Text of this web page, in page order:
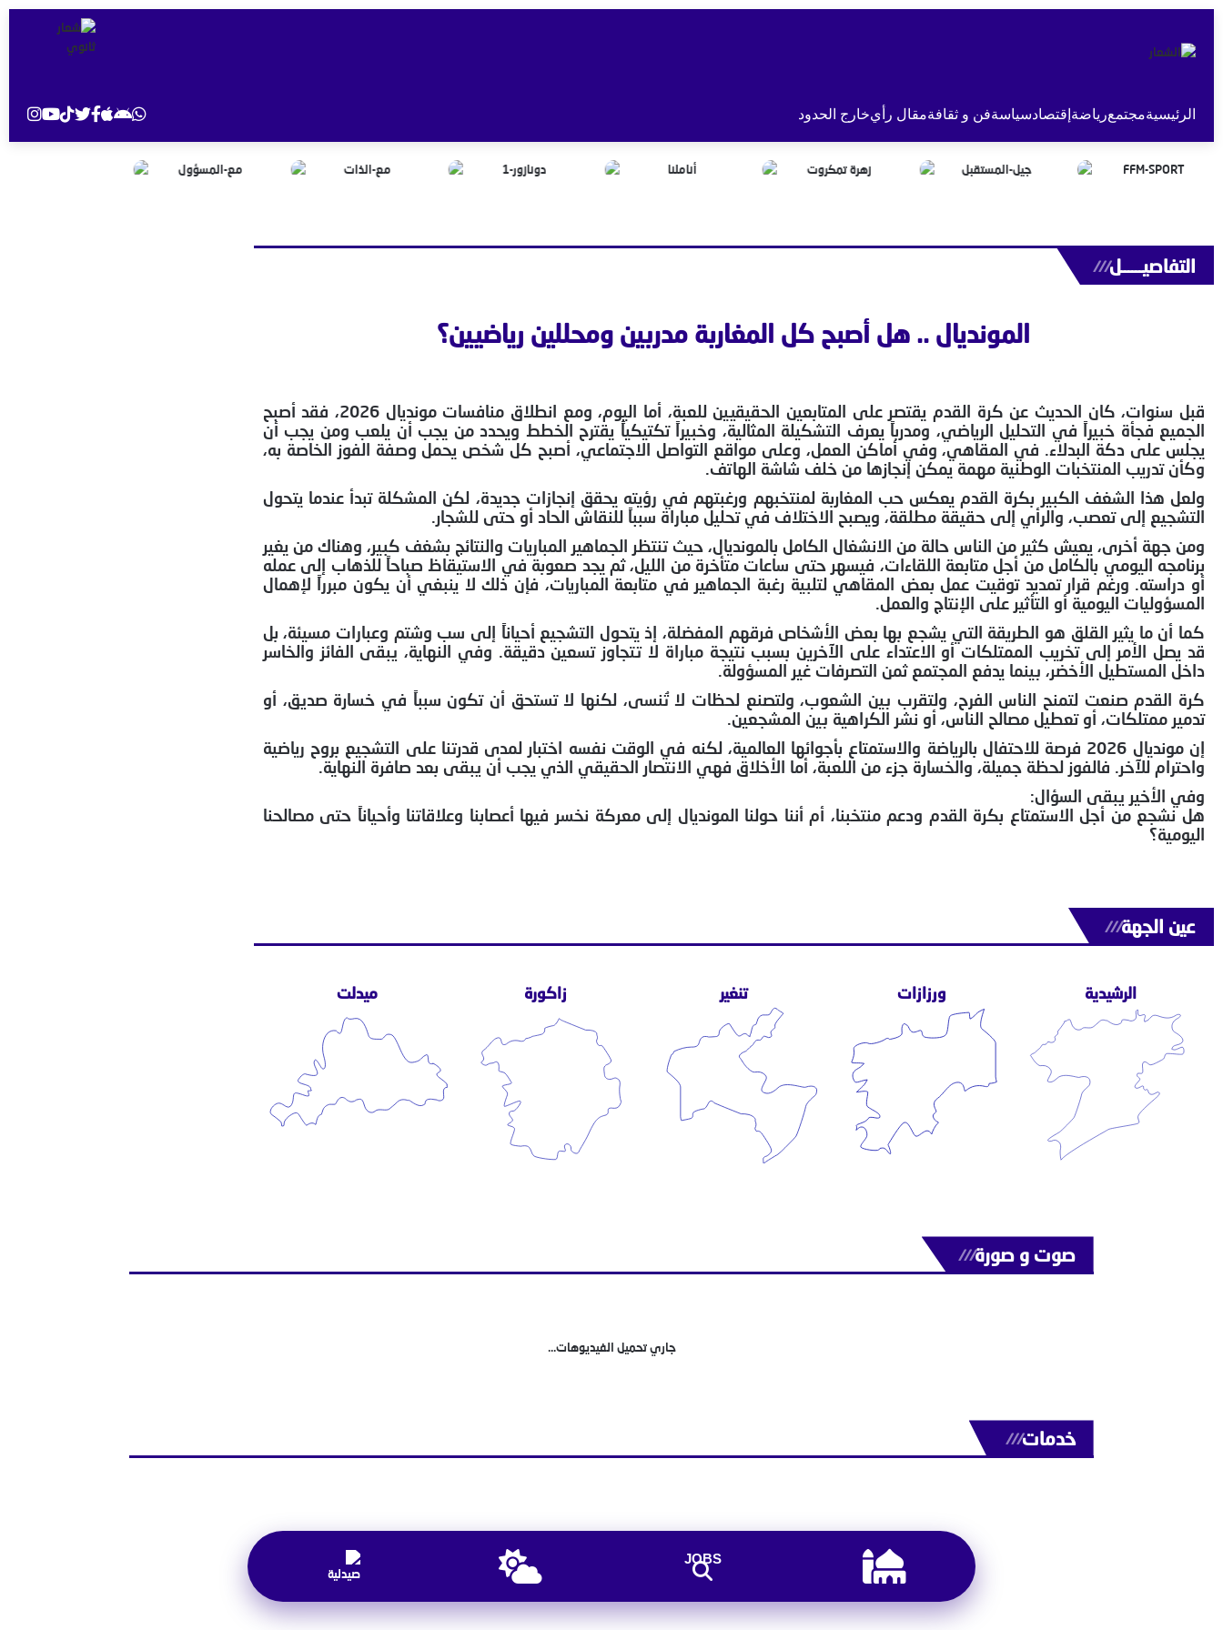
الرئيسيةمجتمعرياضة إقتصادسياسةفن و ثقافةمقال رأيخارج الحدود
التفاصيــــــل///
المونديال .. هل أصبح كل المغاربة مدربين ومحللين رياضيين؟
قبل سنوات، كان الحديث عن كرة القدم يقتصر على المتابعين الحقيقيين للعبة، أما اليوم، ومع انطلاق منافسات مونديال 2026، فقد أصبح
الجميع فجأة خبيراً في التحليل الرياضي، ومدرباً يعرف التشكيلة المثالية، وخبيراً تكتيكياً يقترح الخطط ويحدد من يجب أن يلعب ومن يجب أن
يجلس على دكة البدلاء. في المقاهي، وفي أماكن العمل، وعلى مواقع التواصل الاجتماعي، أصبح كل شخص يحمل وصفة الفوز الخاصة به،
وكأن تدريب المنتخبات الوطنية مهمة يمكن إنجازها من خلف شاشة الهاتف.
ولعل هذا الشغف الكبير بكرة القدم يعكس حب المغاربة لمنتخبهم ورغبتهم في رؤيته يحقق إنجازات جديدة، لكن المشكلة تبدأ عندما يتحول
التشجيع إلى تعصب، والرأي إلى حقيقة مطلقة، ويصبح الاختلاف في تحليل مباراة سبباً للنقاش الحاد أو حتى للشجار.
ومن جهة أخرى، يعيش كثير من الناس حالة من الانشغال الكامل بالمونديال، حيث تنتظر الجماهير المباريات والنتائج بشغف كبير، وهناك من يغير
برنامجه اليومي بالكامل من أجل متابعة اللقاءات، فيسهر حتى ساعات متأخرة من الليل، ثم يجد صعوبة في الاستيقاظ صباحاً للذهاب إلى عمله
أو دراسته. ورغم قرار تمديد توقيت عمل بعض المقاهي لتلبية رغبة الجماهير في متابعة المباريات، فإن ذلك لا ينبغي أن يكون مبرراً لإهمال
المسؤوليات اليومية أو التأثير على الإنتاج والعمل.
كما أن ما يثير القلق هو الطريقة التي يشجع بها بعض الأشخاص فرقهم المفضلة، إذ يتحول التشجيع أحياناً إلى سب وشتم وعبارات مسيئة، بل
قد يصل الأمر إلى تخريب الممتلكات أو الاعتداء على الآخرين بسبب نتيجة مباراة لا تتجاوز تسعين دقيقة. وفي النهاية، يبقى الفائز والخاسر
داخل المستطيل الأخضر، بينما يدفع المجتمع ثمن التصرفات غير المسؤولة.
كرة القدم صنعت لتمنح الناس الفرح، ولتقرب بين الشعوب، ولتصنع لحظات لا تُنسى، لكنها لا تستحق أن تكون سبباً في خسارة صديق، أو
تدمير ممتلكات، أو تعطيل مصالح الناس، أو نشر الكراهية بين المشجعين.
إن مونديال 2026 فرصة للاحتفال بالرياضة والاستمتاع بأجوائها العالمية، لكنه في الوقت نفسه اختبار لمدى قدرتنا على التشجيع بروح رياضية
واحترام للآخر. فالفوز لحظة جميلة، والخسارة جزء من اللعبة، أما الأخلاق فهي الانتصار الحقيقي الذي يجب أن يبقى بعد صافرة النهاية.
وفي الأخير يبقى السؤال:
هل نشجع من أجل الاستمتاع بكرة القدم ودعم منتخبنا، أم أننا حولنا المونديال إلى معركة نخسر فيها أعصابنا وعلاقاتنا وأحياناً حتى مصالحنا
اليومية؟
عين الجهة///
الرشيدية ورزازات تنغير زاكورة ميدلت
صوت و صورة///
جاري تحميل الفيديوهات...
خدمات///
JOBS